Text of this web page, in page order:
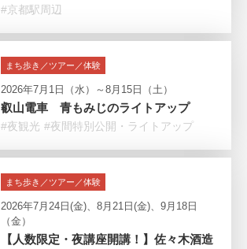
#京都駅周辺
まち歩き／ツアー／体験
2026年7月1日（水）～8月15日（土）
叡山電車 青もみじのライトアップ
#夜観光 #夜間特別公開・ライトアップ
まち歩き／ツアー／体験
2026年7月24日(金)、8月21日(金)、9月18日
（金）
【人数限定・夜講座開講！】佐々木酒造